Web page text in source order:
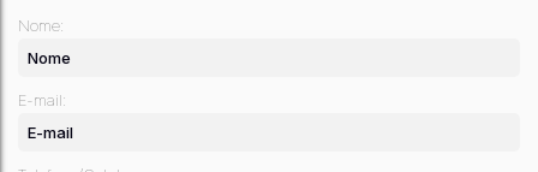
Nome:
E-mail: